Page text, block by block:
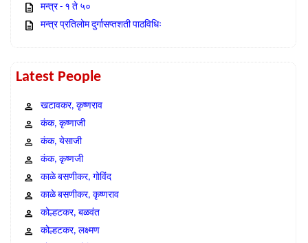
मन्त्र - १ ते ५०
मन्त्र प्रतिलोम दुर्गासप्तशती पाठविधिः
Latest People
खटावकर, कृष्णराव
कंक, कृष्णाजी
कंक, येसाजी
कंक, कृष्णजी
काळे बसणीकर, गोविंद
काळे बसणीकर, कृष्णराव
कोल्हटकर, बळवंत
कोल्हटकर, लक्ष्मण